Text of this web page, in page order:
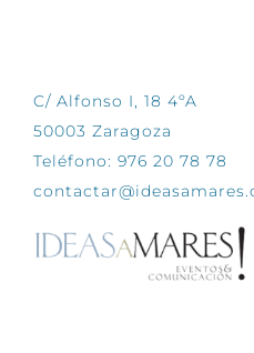
C/ Alfonso I, 18 4ºA
50003 Zaragoza
Teléfono: 976 20 78 78